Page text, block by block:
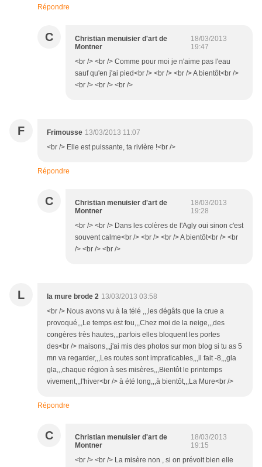
Répondre
C
Christian menuisier d'art de
Montner
18/03/2013
19:47
<br /> <br /> Comme pour moi je n'aime pas l'eau
sauf qu'en j'ai pied<br /> <br /> <br /> A bientôt<br />
<br /> <br /> <br />
F Frimousse 13/03/2013 11:07
<br /> Elle est puissante, ta rivière !<br />
Répondre
C
Christian menuisier d'art de
Montner
18/03/2013
19:28
<br /> <br /> Dans les colères de l'Agly oui sinon c'est
souvent calme<br /> <br /> <br /> A bientôt<br /> <br
/> <br /> <br />
L la mure brode 2 13/03/2013 03:58
<br /> Nous avons vu à la télé ,,,les dégâts que la crue a
provoqué,,,Le temps est fou,,,Chez moi de la neige,,,des
congères très hautes,,,parfois elles bloquent les portes
des<br /> maisons,,,j'ai mis des photos sur mon blog si tu as 5
mn va regarder,,,Les routes sont impraticables,,,il fait -8,,,gla
gla,,,chaque région à ses misères,,,Bientôt le printemps
vivement,,,l'hiver<br /> à été long,,,à bientôt,,,La Mure<br />
Répondre
C
Christian menuisier d'art de
Montner
18/03/2013
19:15
<br /> <br /> La misère non , si on prévoit bien elle